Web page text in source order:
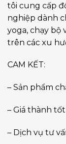
tôi cung cấp
nghiệp dành
yoga, chạy bộ
trên các xu
CAM KẾT:
– Sản phẩm
– Giá thành
– Dịch vụ tư